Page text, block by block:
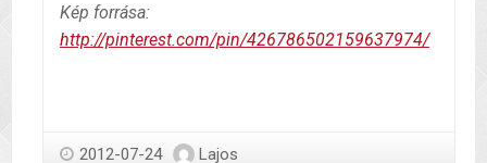
Kép forrása:
http://pinterest.com/pin/426786502159637974/
2012-07-24 Lajos